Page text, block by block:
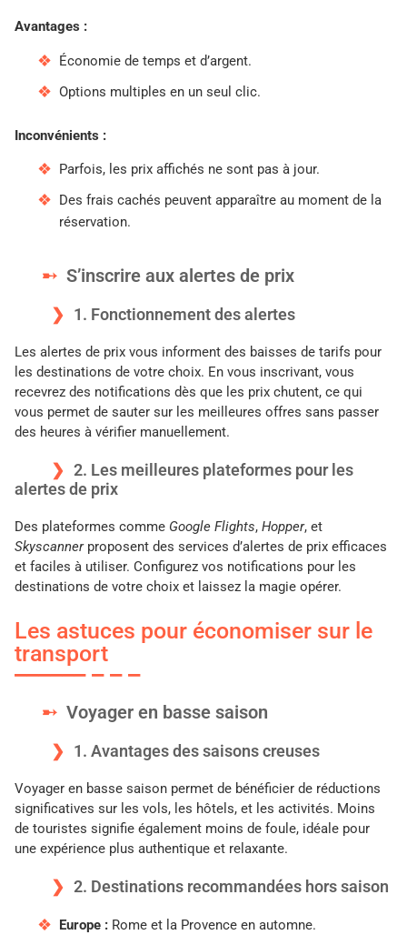
Avantages :
Économie de temps et d’argent.
Options multiples en un seul clic.
Inconvénients :
Parfois, les prix affichés ne sont pas à jour.
Des frais cachés peuvent apparaître au moment de la
réservation.
S’inscrire aux alertes de prix
1. Fonctionnement des alertes
Les alertes de prix vous informent des baisses de tarifs pour
les destinations de votre choix. En vous inscrivant, vous
recevrez des notifications dès que les prix chutent, ce qui
vous permet de sauter sur les meilleures offres sans passer
des heures à vérifier manuellement.
2. Les meilleures plateformes pour les
alertes de prix
Des plateformes comme Google Flights, Hopper, et
Skyscannerproposent des services d’alertes de prix efficaces
et faciles à utiliser. Configurez vos notifications pour les
destinations de votre choix et laissez la magie opérer.
Les astuces pour économiser sur le
transport
Voyager en basse saison
1. Avantages des saisons creuses
Voyager en basse saison permet de bénéficier de réductions
significatives sur les vols, les hôtels, et les activités. Moins
de touristes signifie également moins de foule, idéale pour
une expérience plus authentique et relaxante.
2. Destinations recommandées hors saison
Europe : Rome et la Provence en automne.